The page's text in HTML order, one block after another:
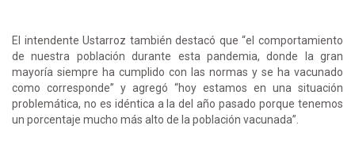
El intendente Ustarroz también destacó que “el comportamiento
de nuestra población durante esta pandemia, donde la gran
mayoría siempre ha cumplido con las normas y se ha vacunado
como corresponde” y agregó “hoy estamos en una situación
problemática, no es idéntica a la del año pasado porque tenemos
un porcentaje mucho más alto de la población vacunada”.